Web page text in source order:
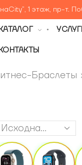
1 этаж, пр-т.
Браслеты